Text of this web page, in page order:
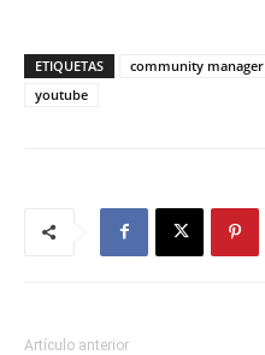
ETIQUETAS community manager
youtube
Artículo anterior